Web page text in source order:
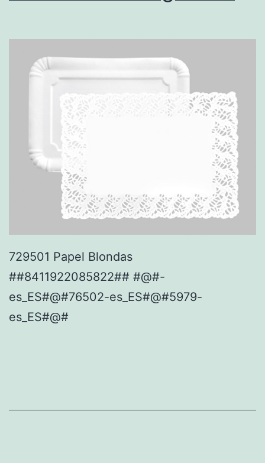
729501 Papel Blondas
##8411922085822## #@#-
es_ES#@#76502-es_ES#@#5979-
es_ES#@#